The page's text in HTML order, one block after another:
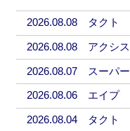
2026.08.08 タクト
2026.08.08 アクシ
2026.08.07 スーパ
2026.08.06 エイプ
2026.08.04 タクト